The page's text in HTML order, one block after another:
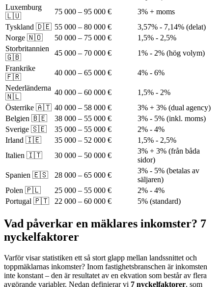
Luxemburg
🇱🇺
75 000 – 95 000 €
3% + moms
Tyskland 🇩🇪 55 000 – 80 000 €
3,57% - 7,14% (delat)
Norge 🇳🇴
50 000 – 75 000 €
1,5% - 2,5%
Storbritannien
🇬🇧
45 000 – 70 000 €
1% - 2% (hög volym)
Frankrike
🇫🇷
40 000 – 65 000 €
4% - 6%
Nederländerna
🇳🇱
40 000 – 60 000 €
1,5% - 2%
Österrike 🇦🇹 40 000 – 58 000 €
3% + 3% (dual agency)
Belgien 🇧🇪
38 000 – 55 000 €
3% - 5% (inkl. moms)
Sverige 🇸🇪
35 000 – 55 000 €
2% - 4%
Irland 🇮🇪
35 000 – 52 000 €
1,5% - 2,5%
Italien 🇮🇹
30 000 – 50 000 €
3% + 3% (från båda
sidor)
Spanien 🇪🇸
28 000 – 65 000 €
3% - 5% (betalas av
säljaren)
Polen 🇵🇱
25 000 – 55 000 €
2% - 4%
Portugal 🇵🇹
22 000 – 60 000 € 5% (standard)
Vad påverkar en mäklares inkomster? 7
nyckelfaktorer
Varför visar statistiken ett så stort glapp mellan landssnittet och
toppmäklarnas inkomster? Inom fastighetsbranschen är inkomsten
inte konstant – den är resultatet av en ekvation som består av flera
avgörande variabler. Nedan definierar vi 7 nyckelfaktorer, som